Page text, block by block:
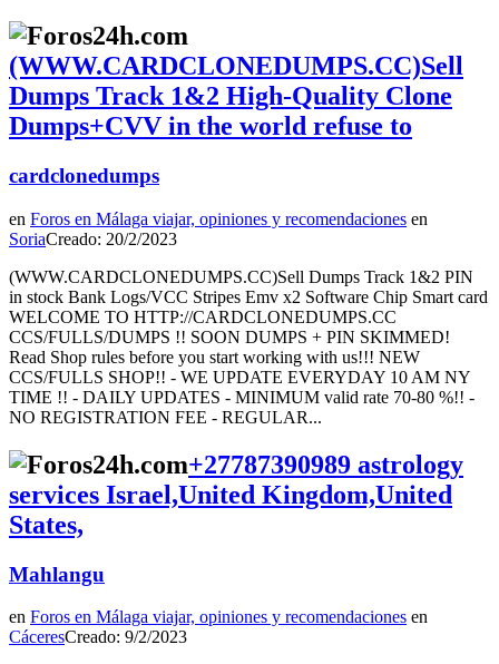
(WWW.CARDCLONEDUMPS.CC)Sell
Dumps Track 1&2 High-Quality Clone
Dumps+CVV in the world refuse to
cardclonedumps
en Foros en Málaga viajar, opiniones y recomendaciones en
SoriaCreado: 20/2/2023
(WWW.CARDCLONEDUMPS.CC)Sell Dumps Track 1&2 PIN
in stock Bank Logs/VCC Stripes Emv x2 Software Chip Smart card
WELCOME TO HTTP://CARDCLONEDUMPS.CC
CCS/FULLS/DUMPS !! SOON DUMPS + PIN SKIMMED!
Read Shop rules before you start working with us!!! NEW
CCS/FULLS SHOP!! - WE UPDATE EVERYDAY 10 AM NY
TIME !! - DAILY UPDATES - MINIMUM valid rate 70-80 %!! -
NO REGISTRATION FEE - REGULAR...
+27787390989 astrology
services Israel,United Kingdom,United
States,
Mahlangu
en Foros en Málaga viajar, opiniones y recomendaciones en
CáceresCreado: 9/2/2023